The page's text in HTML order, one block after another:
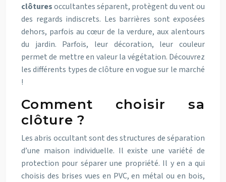
clôturesoccultantes séparent, protègent du vent ou
des regards indiscrets. Les barrières sont exposées
dehors, parfois au cœur de la verdure, aux alentours
du jardin. Parfois, leur décoration, leur couleur
permet de mettre en valeur la végétation. Découvrez
les différents types de clôture en vogue sur le marché
!
Comment choisir sa
clôture ?
Les abris occultant sont des structures de séparation
d’une maison individuelle. Il existe une variété de
protection pour séparer une propriété. Il y en a qui
choisis des brises vues en PVC, en métal ou en bois,